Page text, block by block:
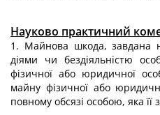
Науково практичний
1. Майнова шкода, завдана
діями чи бездіяльністю
фізичної або юридичної
майну фізичної або
повному обсязі особою, яка її